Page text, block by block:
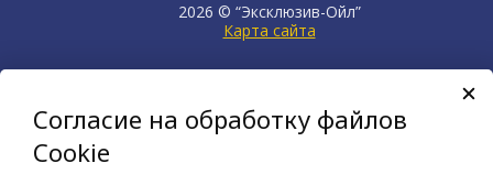
2026 © “Эксклюзив-Ойл”
Карта сайта
продвижение сайта НЕТКАМ
создан на платформе
KORZILLA
Согласие на обработку файлов
Cookie